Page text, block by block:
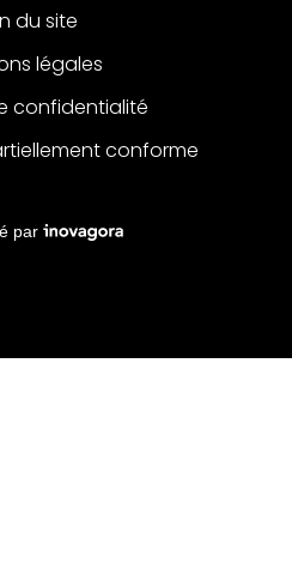
du site
légales
confidentialité
conforme
parInovagora (ouverture dans un